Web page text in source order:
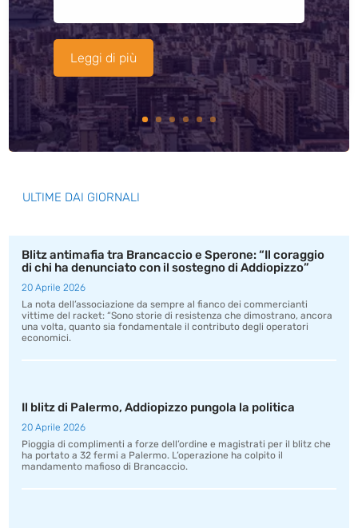
Leggi di più
ULTIME DAI GIORNALI
Blitz antimafia tra Brancaccio e Sperone: “Il coraggio
di chi ha denunciato con il sostegno di Addiopizzo”
20 Aprile 2026
La nota dell’associazione da sempre al fianco dei commercianti
vittime del racket: “Sono storie di resistenza che dimostrano, ancora
una volta, quanto sia fondamentale il contributo degli operatori
economici.
Il blitz di Palermo, Addiopizzo pungola la politica
20 Aprile 2026
Pioggia di complimenti a forze dell’ordine e magistrati per il blitz che
ha portato a 32 fermi a Palermo. L’operazione ha colpito il
mandamento mafioso di Brancaccio.